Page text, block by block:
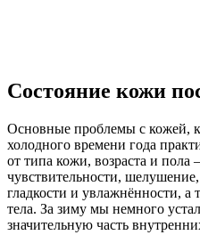
Состояние кожи
Основные проблемы с кожей,
холодного времени года
от типа кожи, возраста и
чувствительности,
гладкости и увлажнённости, а
тела. За зиму мы немного
значительную часть